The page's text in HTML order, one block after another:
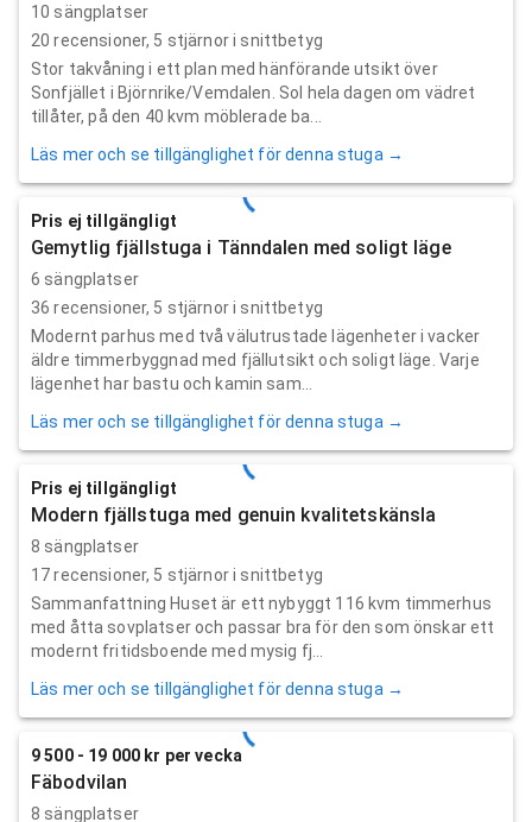
10 sängplatser
20 recensioner, 5 stjärnor i snittbetyg
Stor takvåning i ett plan med hänförande utsikt över
Sonfjället i Björnrike/Vemdalen. Sol hela dagen om vädret
tillåter, på den 40 kvm möblerade ba...
Läs mer och se tillgänglighet för denna stuga →
Pris ej tillgängligt
Gemytlig fjällstuga i Tänndalen med soligt läge
6 sängplatser
36 recensioner, 5 stjärnor i snittbetyg
Modernt parhus med två välutrustade lägenheter i vacker
äldre timmerbyggnad med fjällutsikt och soligt läge. Varje
lägenhet har bastu och kamin sam...
Läs mer och se tillgänglighet för denna stuga →
Pris ej tillgängligt
Modern fjällstuga med genuin kvalitetskänsla
8 sängplatser
17recensioner, 5 stjärnor i snittbetyg
Sammanfattning Huset är ett nybyggt 116 kvm timmerhus
med åtta sovplatser och passar bra för den som önskar ett
modernt fritidsboende med mysig fj...
Läs mer och se tillgänglighet för denna stuga →
9 500 - 19 000 kr per vecka
Fäbodvilan
8 sängplatser